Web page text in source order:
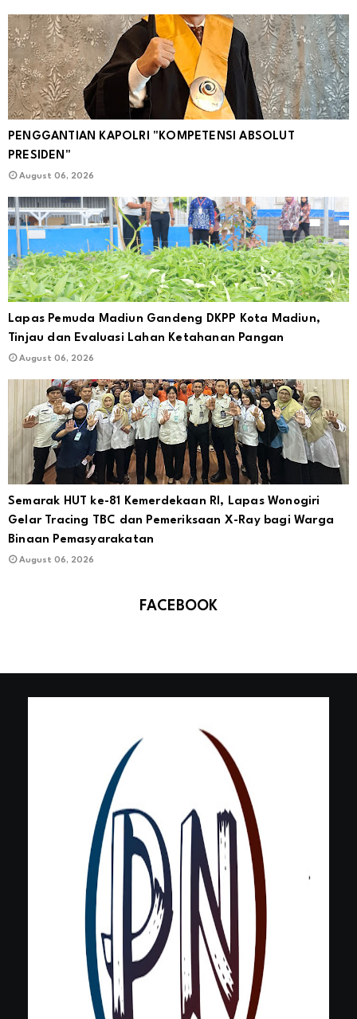
PENGGANTIAN KAPOLRI "KOMPETENSI ABSOLUT
PRESIDEN"
August 06, 2026
Lapas Pemuda Madiun Gandeng DKPP Kota Madiun,
Tinjau dan Evaluasi Lahan Ketahanan Pangan
August 06, 2026
Semarak HUT ke-81 Kemerdekaan RI, Lapas Wonogiri
Gelar Tracing TBC dan Pemeriksaan X-Ray bagi Warga
Binaan Pemasyarakatan
August 06, 2026
FACEBOOK